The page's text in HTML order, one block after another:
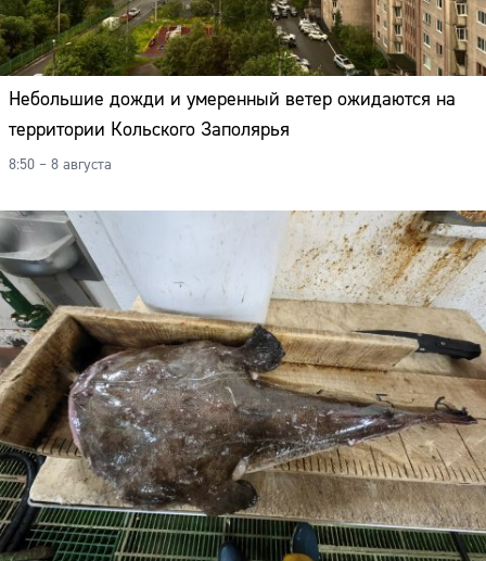
Небольшие дожди и умеренный ветер ожидаются на
территории Кольского Заполярья
8:50 – 8 августа